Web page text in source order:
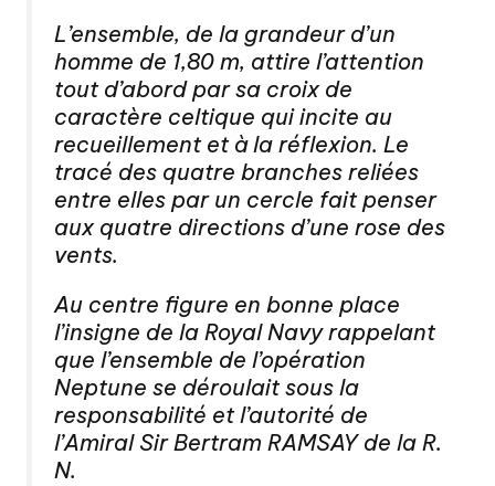
L’ensemble, de la grandeur d’un
homme de 1,80 m, attire l’attention
tout d’abord par sa croix de
caractère celtique qui incite au
recueillement et à la réflexion. Le
tracé des quatre branches reliées
entre elles par un cercle fait penser
aux quatre directions d’une rose des
vents.
Au centre figure en bonne place
l’insigne de la Royal Navy rappelant
que l’ensemble de l’opération
Neptune se déroulait sous la
responsabilité et l’autorité de
l’Amiral Sir Bertram RAMSAY de la R.
N.